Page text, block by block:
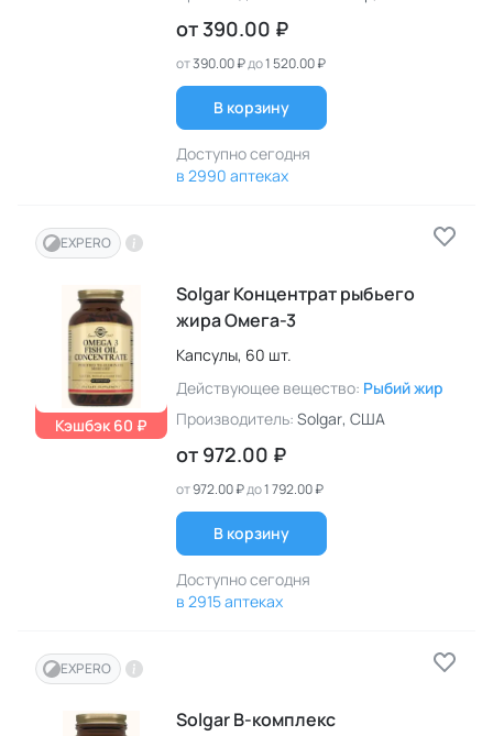
от 390.00 ₽
от390.00 ₽до1 520.00 ₽
В корзину
Доступно сегодня
в 2990 аптеках
EXPERO
Кэшбэк 60 ₽
Solgar Концентрат рыбьего
жира Омега-3
Капсулы, 60 шт.
Действующее вещество: Рыбий жир
Производитель: Solgar, США
от 972.00 ₽
от972.00 ₽до1 792.00 ₽
В корзину
Доступно сегодня
в 2915 аптеках
EXPERO
Solgar B-комплекс